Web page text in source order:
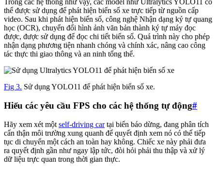
Trong các hệ thống như vậy, các model như Ultralytics YOLO11 có
thể được sử dụng để phát hiện biển số xe trực tiếp từ nguồn cấp
video. Sau khi phát hiện biển số, công nghệ Nhận dạng ký tự quang
học (OCR), chuyển đổi hình ảnh văn bản thành ký tự máy đọc
được, được sử dụng để đọc chi tiết biển số. Quá trình này cho phép
nhận dạng phương tiện nhanh chóng và chính xác, nâng cao công
tác thực thi giao thông và an ninh tổng thể.
Fig 3. Sử dụng YOLO11 để phát hiện biển số xe.
Hiểu các yêu cầu FPS cho các hệ thống tự động#
Hãy xem xét một self-driving cartại biển báo dừng, đang phân tích
cẩn thận môi trường xung quanh để quyết định xem nó có thể tiếp
tục di chuyển một cách an toàn hay không. Chiếc xe này phải đưa
ra quyết định gần như ngay lập tức, đòi hỏi phải thu thập và xử lý
dữ liệu trực quan trong thời gian thực.